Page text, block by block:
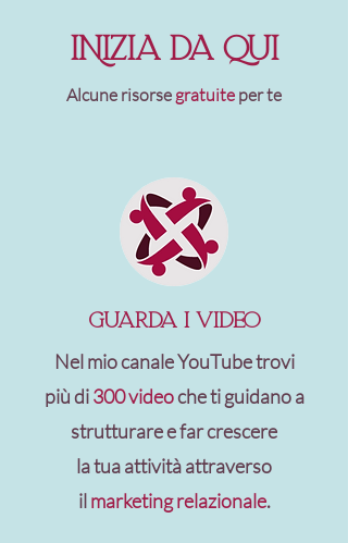
INIZIA DA QUI
Alcune risorse gratuite per te
guarda i video
Nel mio canale YouTube trovi
più di300 videoche ti guidano a
strutturare e far crescere
la tua attività attraverso
ilmarketing relazionale.